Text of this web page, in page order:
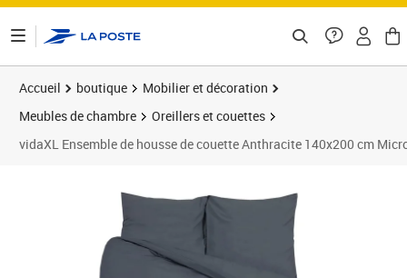
Accueil boutique
Mobilier et décoration
Meubles de chambre
Oreillers et couettes
vidaXL Ensemble de housse de couette Anthracite 140x200 cm